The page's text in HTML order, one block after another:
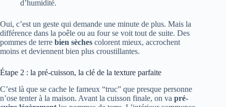
d’humidité.
Oui, c’est un geste qui demande une minute de plus. Mais la
différence dans la poêle ou au four se voit tout de suite. Des
pommes de terre bien sèches colorent mieux, accrochent
moins et deviennent bien plus croustillantes.
Étape 2 : la pré-cuisson, la clé de la texture parfaite
C’est là que se cache le fameux “truc” que presque personne
n’ose tenter à la maison. Avant la cuisson finale, on va pré-